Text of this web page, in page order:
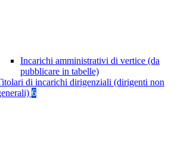
Incarichi amministrativi di vertice (da
pubblicare in tabelle)
di incarichi dirigenziali (dirigenti non
6